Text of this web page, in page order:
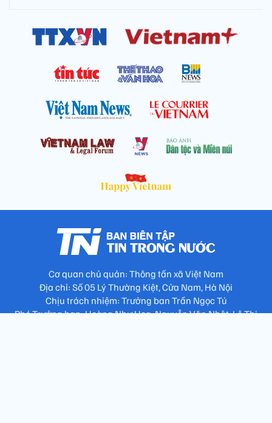
Cơ quan chủ quản: Thông tấn xã Việt Nam
Địa chỉ: Số 05 Lý Thường Kiệt, Cửa Nam, Hà Nội
Chịu trách nhiệm: Trưởng ban Trần Ngọc Tú
Phó Trưởng ban: Hoàng Như Hoa, Nguyễn Văn Nhật, Lê Thị